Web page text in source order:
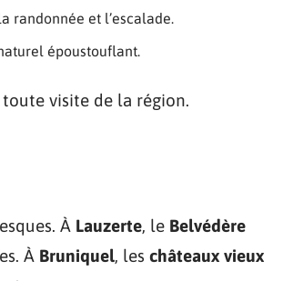
randonnée et l’escalade.
époustouflant.
visite de la région.
À Lauzerte, le Belvédère
À Bruniquel, les châteaux vieux